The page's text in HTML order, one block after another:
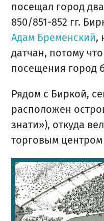
посещал город
850/851-852 гг.
Адам Бременский,
датчан, потому
посещения город
Рядом с Биркой,
расположен
знати»), откуда
торговым